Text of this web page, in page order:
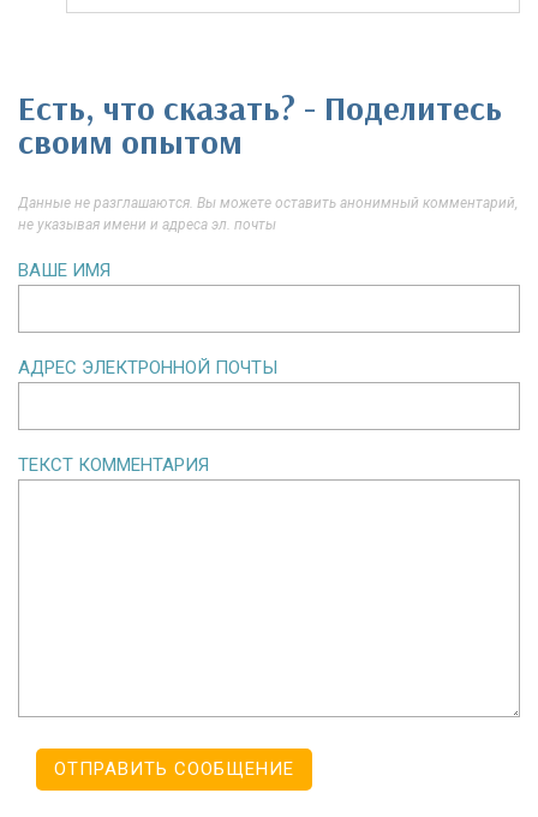
Есть, что сказать? - Поделитесь
своим опытом
Данные не разглашаются. Вы можете оставить анонимный комментарий,
не указывая имени и адреса эл. почты
ВАШЕ ИМЯ
АДРЕС ЭЛЕКТРОННОЙ ПОЧТЫ
ТЕКСТ КОММЕНТАРИЯ